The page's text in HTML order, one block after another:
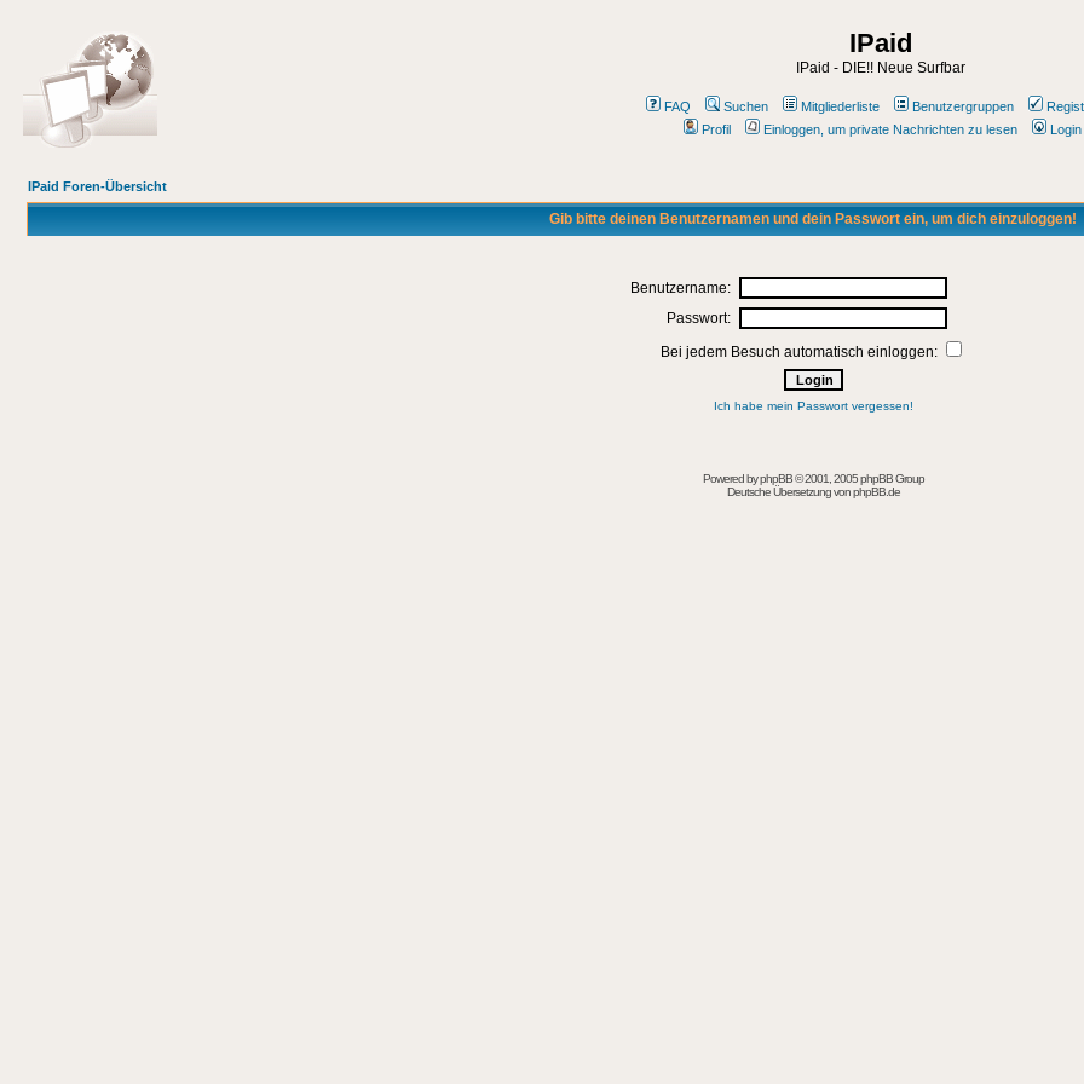
IPaid
IPaid - DIE!! Neue Surfbar
FAQ Suchen Mitgliederliste Benutzergruppen
Profil
Einloggen, um private Nachrichten zu lesen Login
IPaid Foren-Übersicht
Gib bitte deinen Benutzernamen und dein Passwort ein, um dich einzuloggen!
Benutzername:
Passwort:
Bei jedem Besuch automatisch einloggen:
Ich habe mein Passwort vergessen!
Powered byphpBB© 2001, 2005 phpBB Group
Deutsche Übersetzung vonphpBB.de